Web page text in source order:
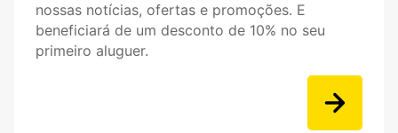
nossas notícias, ofertas e promoções. E
beneficiará de um desconto de 10% no seu
primeiro aluguer.